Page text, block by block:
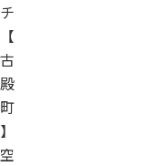
チ
【
古
殿
町
】
空